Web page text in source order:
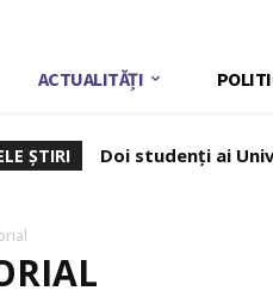
ACTUALITĂȚI
ȘTIRI Doi studenți ai